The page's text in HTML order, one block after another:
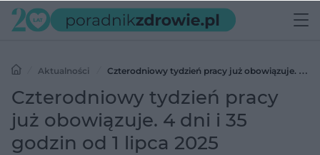
Aktualności
Czterodniowy tydzień pracy już obowiązuje. 4
dni i 35 godzin od 1 lipca 2025
Czterodniowy tydzień pracy
już obowiązuje. 4 dni i 35
godzin od 1 lipca 2025